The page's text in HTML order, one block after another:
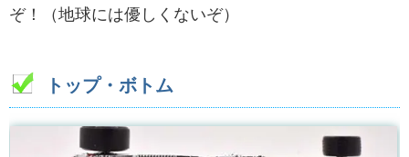
ぞ！（地球には優しくないぞ）
トップ・ボトム